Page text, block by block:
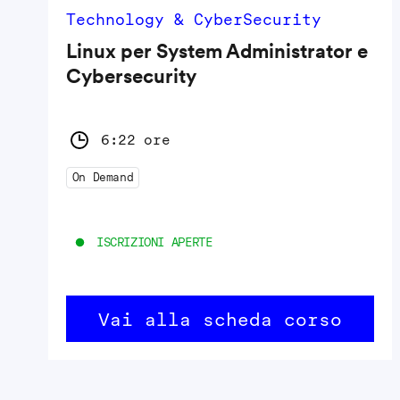
Technology & CyberSecurity
Linux per System Administrator e
Cybersecurity
6:22 ore
On Demand
ISCRIZIONI APERTE
Vai alla scheda corso